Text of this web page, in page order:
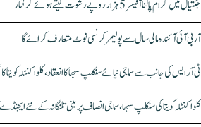
جگتیال میں گرام پالنا آفیسر 5 ہزار روپے رشوت لیتے ہوئے گرفتار
آر بی آئی آئندہ مالی سال سے پولیمر کرنسی نوٹ متعارف کرائے گا
ٹی آر ایس کی جانب سے سماجی نیائے سنکلپ سبھا کا انعقاد، کلواکنٹلہ کویتا
کلواکنٹلہ کویتا کی سنکلپ سبھا، سماجی انصاف پر مبنی تلنگانہ کے نئے